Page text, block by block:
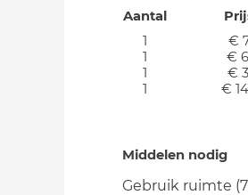
Aantal
1
€
1
€
1
€
1
€
Middelen nodig
Gebruik ruimte